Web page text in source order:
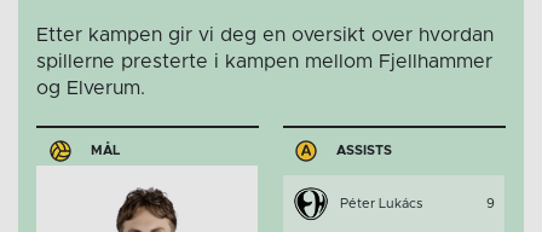
Etter kampen gir vi deg en oversikt over hvordan
spillerne presterte i kampen mellom Fjellhammer
og Elverum.
MÅL ASSISTS
Péter Lukács 9